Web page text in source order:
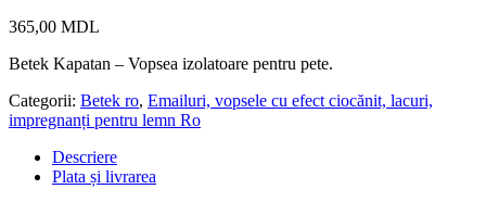
365,00 MDL
Betek Kapatan – Vopsea izolatoare pentru pete.
Categorii: Betek ro, Emailuri, vopsele cu efect ciocănit, lacuri,
impregnanți pentru lemn Ro
Descriere
Plata și livrarea